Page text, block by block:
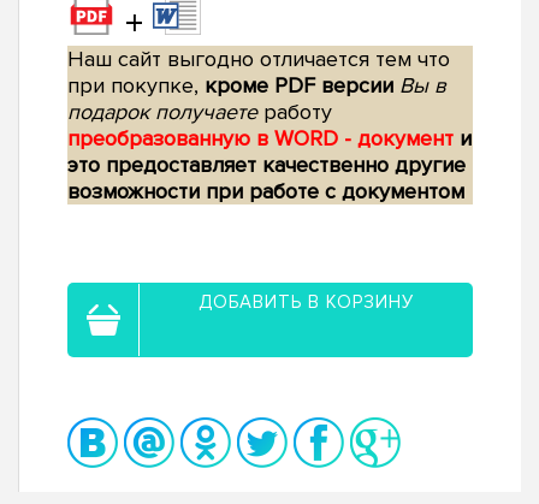
+
Наш сайт выгодно отличается тем что
при покупке, кроме PDF версии Вы в
подарок получаетеработу
преобразованную в WORD - документ и
это предоставляет качественно другие
возможности при работе с документом
ДОБАВИТЬ В КОРЗИНУ